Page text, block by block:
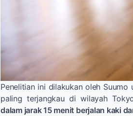
Penelitian ini dilakukan oleh
paling terjangkau di wilayah
dalam jarak 15 menit berjalan kaki